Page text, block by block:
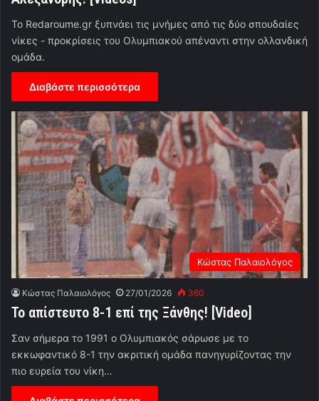
Το Redaroume.gr ξυπνάει τις μνήμες από τις δύο σπουδαίες
νίκες - προκρίσεις του Ολυμπιακού απέναντι στην ολλανδική
ομάδα.
Διαβάστε περισσότερα
Κώστας Παλαιολόγος
Κώστας Παλαιολόγος 27/01/2026 360
Το απίστευτο 8-1 επί της Ξάνθης! [Video]
Σαν σήμερα το 1991 ο Ολυμπιακός σάρωσε με το
εκκωφαντικό 8-1 την ακριτική ομάδα πανηγυρίζοντας την
πιο ευρεία του νίκη…